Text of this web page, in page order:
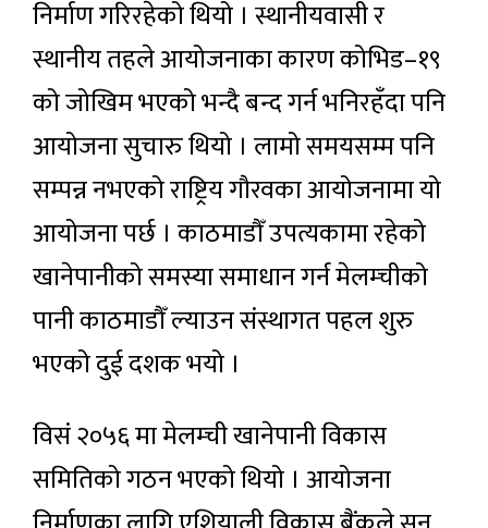
निर्माण गरिरहेको थियो । स्थानीयवासी र
स्थानीय तहले आयोजनाका कारण कोभिड–१९
को जोखिम भएको भन्दै बन्द गर्न भनिरहँदा पनि
आयोजना सुचारु थियो । लामो समयसम्म पनि
सम्पन्न नभएको राष्ट्रिय गौरवका आयोजनामा यो
आयोजना पर्छ । काठमाडौँ उपत्यकामा रहेको
खानेपानीको समस्या समाधान गर्न मेलम्चीको
पानी काठमाडौँ ल्याउन संस्थागत पहल शुरु
भएको दुई दशक भयो ।
विसं २०५६ मा मेलम्ची खानेपानी विकास
समितिको गठन भएको थियो । आयोजना